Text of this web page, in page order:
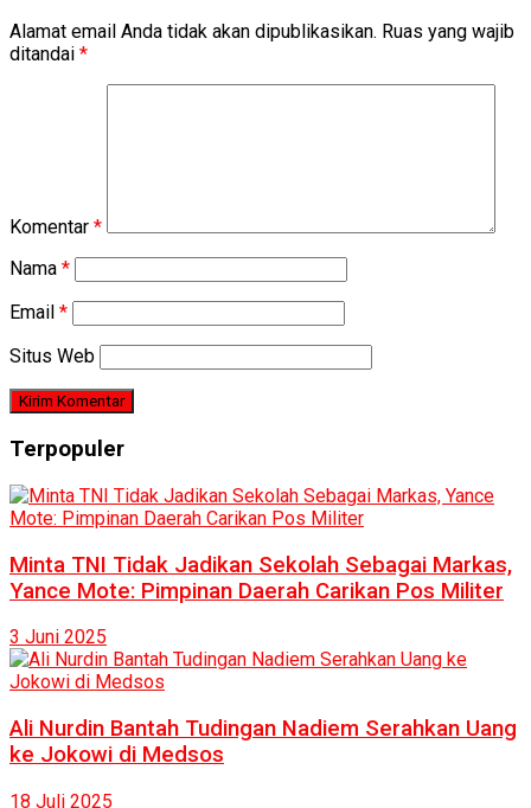
Alamat email Anda tidak akan dipublikasikan. Ruas yang wajib
ditandai *
Komentar *
Nama *
Email *
Situs Web
Terpopuler
Minta TNI Tidak Jadikan Sekolah Sebagai Markas,
Yance Mote: Pimpinan Daerah Carikan Pos Militer
3 Juni 2025
Ali Nurdin Bantah Tudingan Nadiem Serahkan Uang
ke Jokowi di Medsos
18 Juli 2025